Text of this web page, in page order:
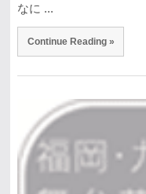
なに ...
Continue Reading »